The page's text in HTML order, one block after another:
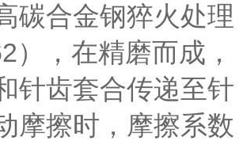
碳合金钢猝火处理
），在精磨而成，
针齿套合传递至针
摩擦时，摩擦系数